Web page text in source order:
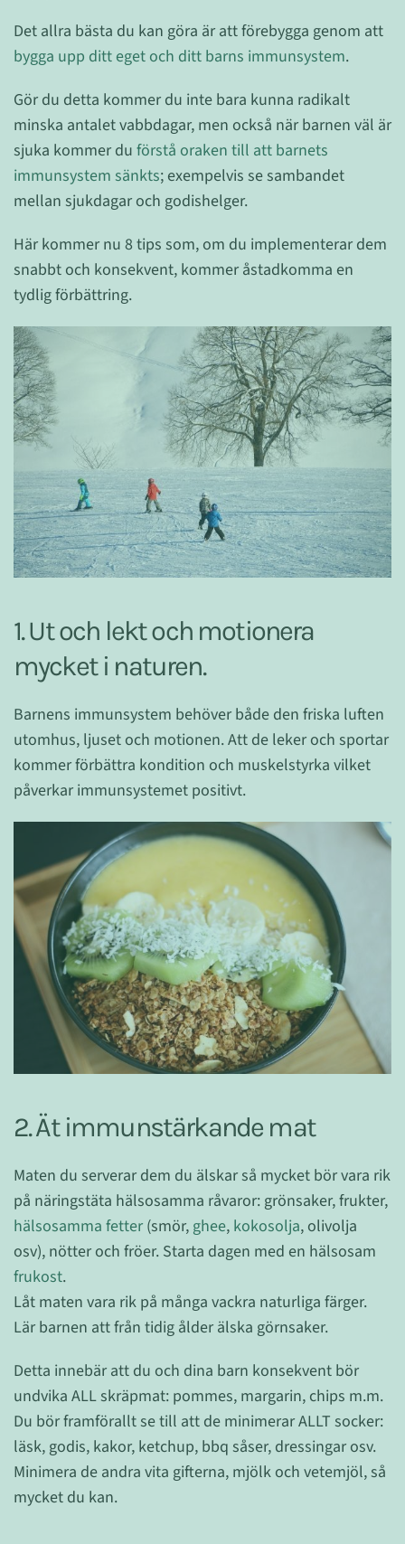
Det allra bästa du kan göra är att förebygga genom att
bygga upp ditt eget och ditt barns immunsystem.
Gör du detta kommer du inte bara kunna radikalt
minska antalet vabbdagar, men också när barnen väl är
sjuka kommer du förstå oraken till att barnets
immunsystem sänkts; exempelvis se sambandet
mellan sjukdagar och godishelger.
Här kommer nu 8 tips som, om du implementerar dem
snabbt och konsekvent, kommer åstadkomma en
tydlig förbättring.
1. Ut och lekt och motionera
mycket i naturen.
Barnens immunsystem behöver både den friska luften
utomhus, ljuset och motionen. Att de leker och sportar
kommer förbättra kondition och muskelstyrka vilket
påverkar immunsystemet positivt.
2. Ät immunstärkande mat
Maten du serverar dem du älskar så mycket bör vara rik
på näringstäta hälsosamma råvaror: grönsaker, frukter,
hälsosamma fetter(smör, ghee, kokosolja, olivolja
osv), nötter och fröer. Starta dagen med en hälsosam
frukost.
Låt maten vara rik på många vackra naturliga färger.
Lär barnen att från tidig ålder älska görnsaker.
Detta innebär att du och dina barn konsekvent bör
undvika ALL skräpmat: pommes, margarin, chips m.m.
Du bör framförallt se till att de minimerar ALLT socker:
läsk, godis, kakor, ketchup, bbq såser, dressingar osv.
Minimera de andra vita gifterna, mjölk och vetemjöl, så
mycket du kan.